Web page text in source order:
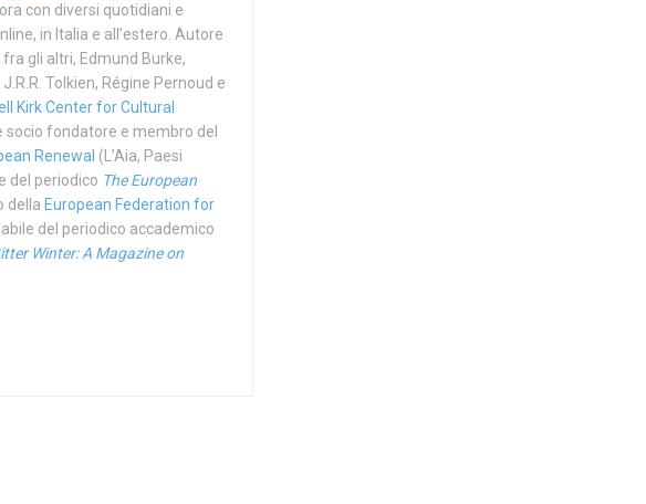
con diversi quotidiani e
in Italia e all’estero. Autore
gli altri, Edmund Burke,
Tolkien, Régine Pernoud e
Kirk Center for Cultural
socio fondatore e membro del
Renewal (L’Aia, Paesi
del periodico The European
della European Federation for
del periodico accademico
Winter: A Magazine on